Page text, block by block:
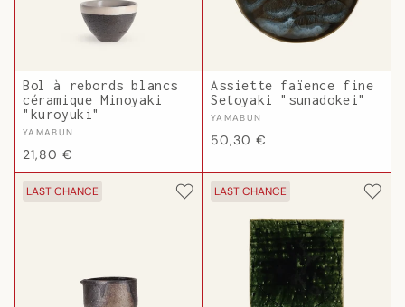
Bol à rebords blancs
céramique Minoyaki
"kuroyuki"
Fournisseur :
YAMABUN
Prix
habituel
21,80 €
Assiette faïence fine
Setoyaki "sunadokei"
Fournisseur :
YAMABUN
Prix
50,30 €
LAST CHANCE LAST CHANCE